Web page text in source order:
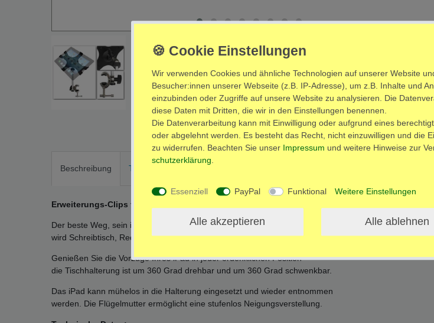
Beschreibung Technische Daten
Erweiterungs-Clips für iPad-Air(IPA) und iPad-Mini(IPM) extra erhältlich
Der beste Weg, sein iPad in Szene zu setzen. Mit der iPad-Tischhalterung
wird Schreibtisch, Redner-Pult oder Mikrofonstativ zum idealen Platz für Ihr iPad.
Genießen Sie die Vorzüge Ihres iPad in jeder erdenklichen Position
die Tischhalterung ist um 360 Grad drehbar und um 360 Grad schwenkbar.
Das iPad kann mühelos in die Halterung eingesetzt und wieder entnommen
werden. Die Flügelmutter ermöglicht eine stufenlos Neigungsverstellung.
Wir verwenden Cookies und ähnliche Technologien auf unserer Website
Besucher:innen unserer Webseite (z.B. IP-Adresse), um z.B. Inhalte und
einzubinden oder Zugriffe auf unsere Website zu analysieren. Die
diese Daten mit Dritten, die wir in den Einstellungen benennen.
Die Datenverarbeitung kann mit Einwilligung oder aufgrund eines
oder abgelehnt werden. Es besteht das Recht, nicht einzuwilligen und die
zu widerrufen. Beachten Sie unser Impressum und weitere Hinweise zur
schutz­erklärung.
Essenziell PayPal Funktional Weitere Einstellungen
Alle akzeptieren Alle ablehnen